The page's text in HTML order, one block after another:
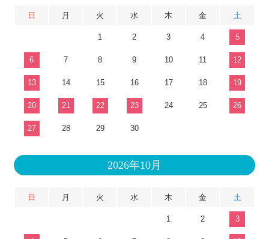
日 月 火 水 木 金 土
1 2 3 4 5
6 7 8 9 10 11 12
13 14 15 16 17 18 19
20 21 22 23 24 25 26
27 28 29 30
2026年10月
日 月 火 水 木 金 土
1 2 3